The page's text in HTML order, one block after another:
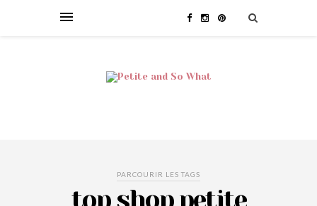
PARCOURIR LES TAGS
top shop petite